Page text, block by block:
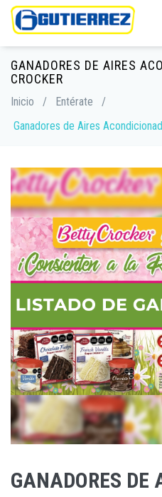
GANADORES DE AIRES
CROCKER
Inicio / Entérate
/
Ganadores de Aires
GANADORES DE